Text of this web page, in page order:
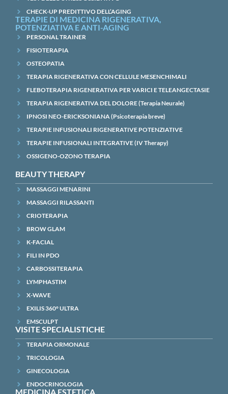
CHECK-UP PREDITTIVO DELL’AGING
TERAPIE DI MEDICINA RIGENERATIVA,
POTENZIATIVA E ANTI-AGING
PERSONAL TRAINER
FISIOTERAPIA
OSTEOPATIA
TERAPIA RIGENERATIVA CON CELLULE MESENCHIMALI
FLEBOTERAPIA RIGENERATIVA PER VARICI E TELEANGECTASIE
TERAPIA RIGENERATIVA DEL DOLORE (Terapia Neurale)
IPNOSI NEO-ERICKSONIANA (Psicoterapia breve)
TERAPIE INFUSIONALI RIGENERATIVE POTENZIATIVE
TERAPIE INFUSIONALI INTEGRATIVE (IV Therapy)
OSSIGENO-OZONO TERAPIA
BEAUTY THERAPY
MASSAGGI MENARINI
MASSAGGI RILASSANTI
CRIOTERAPIA
BROW GLAM
K-FACIAL
FILI IN PDO
CARBOSSITERAPIA
LYMPHASTIM
X-WAVE
EXILIS 360° ULTRA
EMSCULPT
VISITE SPECIALISTICHE
TERAPIA ORMONALE
TRICOLOGIA
GINECOLOGIA
ENDOCRINOLOGIA
MEDICINA ESTETICA